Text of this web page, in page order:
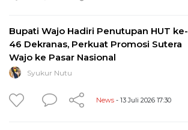
Bupati Wajo Hadiri Penutupan HUT ke-
46 Dekranas, Perkuat Promosi Sutera
Wajo ke Pasar Nasional
Syukur Nutu
News - 13 Juli 2026 17:30